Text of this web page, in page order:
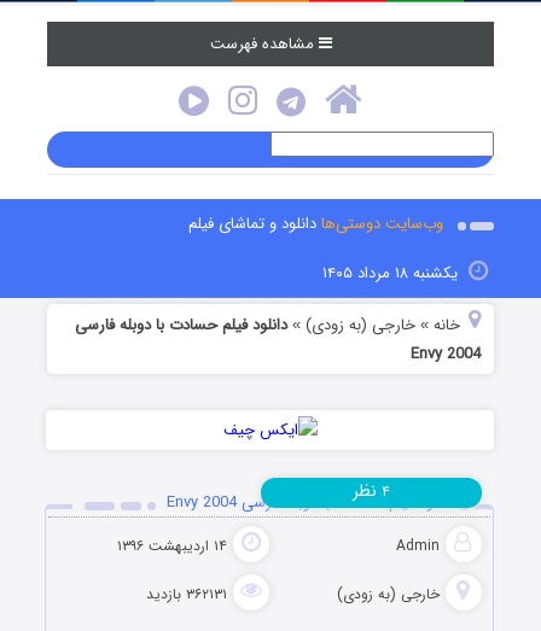
مشاهده فهرست
وب‌سایت دوستی‌هادانلود و تماشای فیلم
یکشنبه ۱۸ مرداد ۱۴۰۵
خانه »خارجی (به زودی) »دانلود فیلم حسادت با دوبله فارسی
Envy 2004
دانلود فیلم حسادت با دوبله فارسی Envy 2004
Admin ۱۴ اردیبهشت ۱۳۹۶
خارجی (به زودی) ۳۶۲۱۳۱ بازدید
۴ نظر